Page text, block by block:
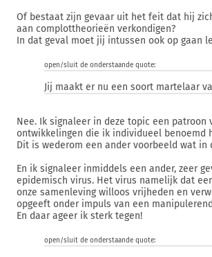
Of bestaat zijn gevaar uit het feit dat hij
aan complottheorieën verkondigen?
In dat geval moet jij intussen ook op gaan
open/sluit de onderstaande quote:
Jij maakt er nu een soort martelaar
Nee. Ik signaleer in deze topic een patroon
ontwikkelingen die ik individueel benoemd
Dit is wederom een ander voorbeeld wat in
En ik signaleer inmiddels een ander, zeer
epidemisch virus. Het virus namelijk dat
onze samenleving willoos vrijheden en
opgeeft onder impuls van een
En daar ageer ik sterk tegen!
open/sluit de onderstaande quote: